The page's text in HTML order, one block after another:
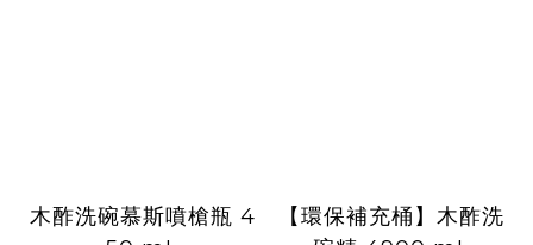
木酢洗碗慕斯噴槍瓶 4
【環保補充桶】木酢洗